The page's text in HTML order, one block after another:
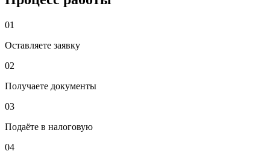
01
Оставляете заявку
02
Получаете документы
03
Подаёте в налоговую
04